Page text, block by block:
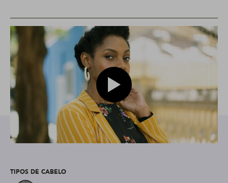
Play video Cabelo crespo
TIPOS DE CABELO